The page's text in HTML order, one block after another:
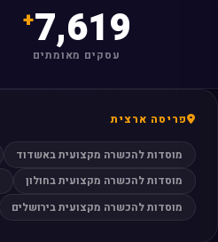
7,619
עסקים מאומתים
פריסה ארצית
מוסדות להכשרה מקצועית באשדוד
מוסדות להכשרה מקצועית בחולון
מוסדות להכשרה מקצועית בירושלים